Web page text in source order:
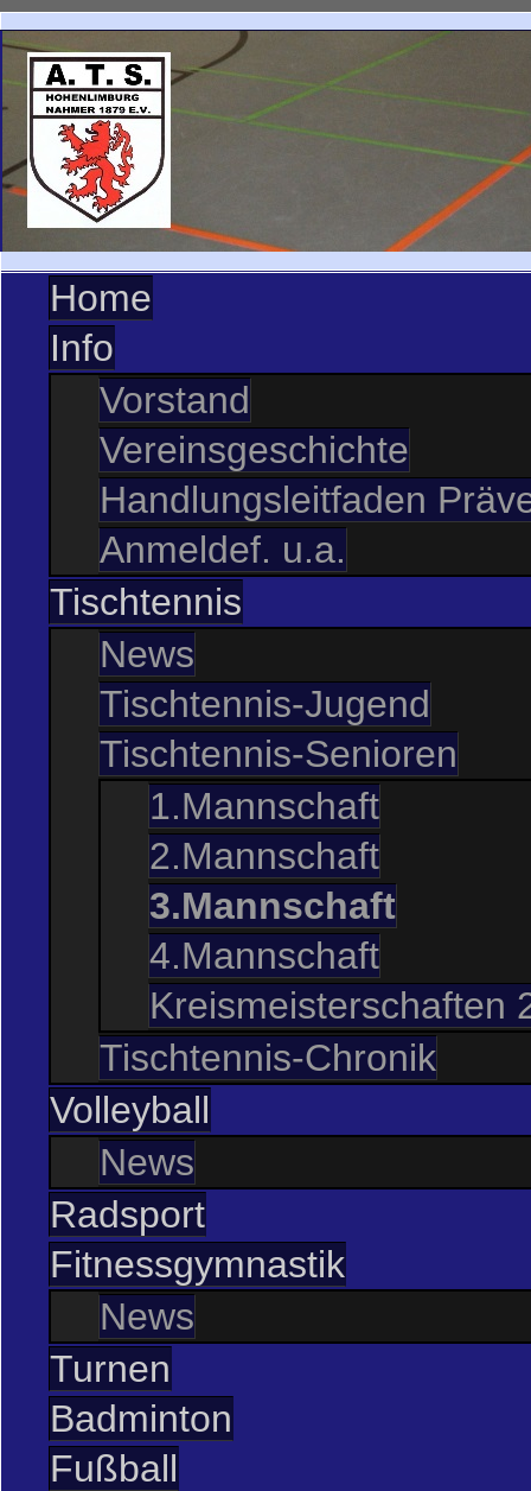
Home
Info
Vorstand
Vereinsgeschichte
Handlungsleitfaden
Anmeldef. u.a.
Tischtennis
News
Tischtennis-Jugend
Tischtennis-Senioren
1.Mannschaft
2.Mannschaft
3.Mannschaft
4.Mannschaft
Kreismeisterschaften
Tischtennis-Chronik
Volleyball
News
Radsport
Fitnessgymnastik
News
Turnen
Badminton
Fußball